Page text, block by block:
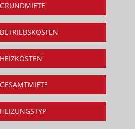
GRUNDMIETE
BETRIEBSKOSTEN
HEIZKOSTEN
GESAMTMIETE
HEIZUNGSTYP